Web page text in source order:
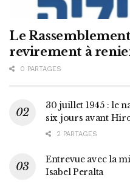
Le
revirement à
0 PARTAGES
30 juillet 1945 : le
six jours avant
2 PARTAGES
Entrevue avec la
Isabel Peralta